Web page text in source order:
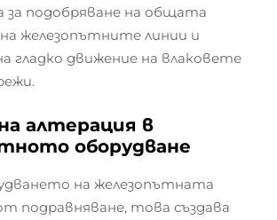
за подобряване на общата
железопътните линии и
гладко движение на влаковете
алтерация в
оборудване
на железопътната
подравняване, това създава